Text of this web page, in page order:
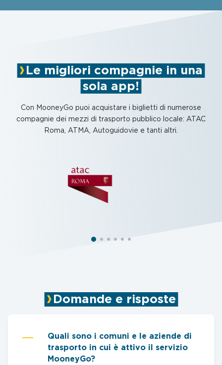
Le migliori compagnie in una
sola app!
Con MooneyGo puoi acquistare i biglietti di numerose
compagnie dei mezzi di trasporto pubblico locale: ATAC
Roma, ATMA, Autoguidovie e tanti altri.
Domande e risposte
Quali sono i comuni e le aziende di
trasporto in cui è attivo il servizio
MooneyGo?